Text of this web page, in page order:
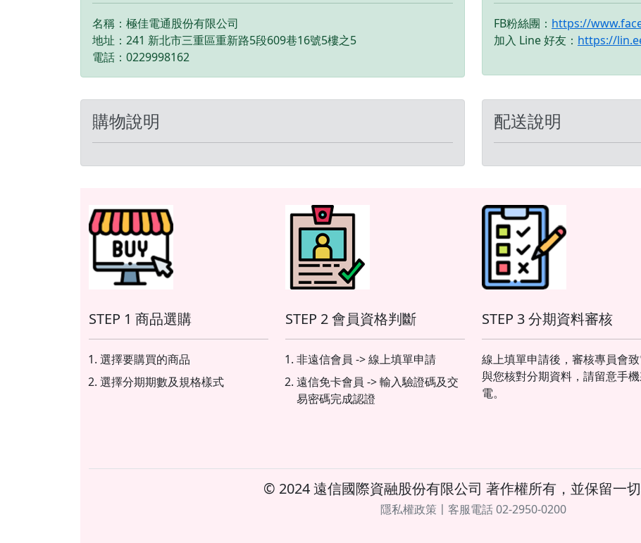
S33/S35智慧儀錶！ 限定SYM
JET SL、JET SL Super-C專用的
S33智慧儀錶，安裝可無損取代
原廠儀錶，透過Apple CarPlay
手機功能與資訊傳達到儀錶顯
示，尤其是地圖導航指引，還
可切換半地圖或全地圖模式以
上有震損的風險。 搭配有GX-3
警示系統，針對固定式測速、
移動式出沒、區間測速、速限
變換及科技執法取締細項等，
可利用燈號或藍牙裝置來提醒
駕駛，提升行車安全的同時也
有SOS車輛傾倒緊急雙黃閃系
統，在車速40km/h以上遇到急
降速10km/h的情況，或者感應
到車輛傾倒的同時，即會觸發
車輛雙黃閃的警示功能，透過
幕 •Apple CarPlay投屏
S33智慧儀錶，安裝可無損取代
原廠儀錶，透過Apple CarPlay
示，尤其是地圖導航指引，還
錶搭配有GX-3藍牙測速器功
發的SPS道路安全警示系統，針
對固定式測速、移動式出沒、
區間測速、速限變換及科技執
法取締細項等，可利用燈號或
藍牙裝置來提醒駕駛，提升行
車安全的同時也能節省罰單支
倒緊急雙黃閃系統，在車速
40km/h以上遇到急降速
10km/h的情況，或者感應到車
輛傾倒的同時，即會觸發車輛
雙黃閃的警示功能，透過方向
燈號提醒周遭來車的注意，避
•Apple CarPlay投屏 •Android
Auto投屏 •SPS道路安全警示系
統 •SOS車輛傾倒緊急雙黃閃系
名稱：極佳電通股份有限公司
地址：241 新北市三重區重新路5段609巷16號5樓之5
電話：0229998162
FB粉絲團： https://
加入 Line 好友： https://
購物說明 配送說明
STEP 1 商品選購
選擇要購買的商品
選擇分期期數及規格樣式
STEP 2 會員資格判斷
非遠信會員 -> 線上填單申請
遠信免卡會員 -> 輸入驗證碼及交
易密碼完成認證
STEP 3 分期資料審核
線上填單申請後，審核專員會
與您核對分期資料，請留意手
電。
© 2024 遠信國際資融股份有限公司 著作權所有，並保留一切
隱私權政策〡客服電話 02-2950-0200